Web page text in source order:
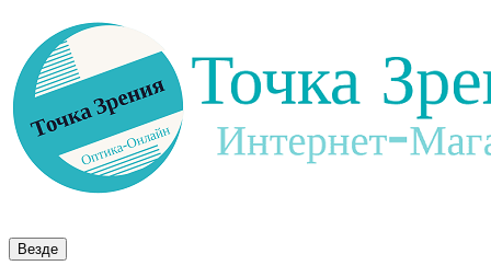
Везде